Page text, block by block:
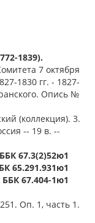
1839).
7 октября
1830 гг. - 1827-
Опись №
(коллекция). 3.
-- 19 в. --
ББК 67.3(2)52ю1
65.291.931ю1
ББК 67.404-1ю1
Оп. 1, часть 1.